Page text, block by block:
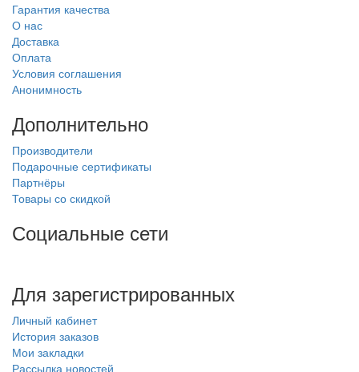
Гарантия качества
О нас
Доставка
Оплата
Условия соглашения
Анонимность
Дополнительно
Производители
Подарочные сертификаты
Партнёры
Товары со скидкой
Социальные сети
Для зарегистрированных
Личный кабинет
История заказов
Мои закладки
Рассылка новостей